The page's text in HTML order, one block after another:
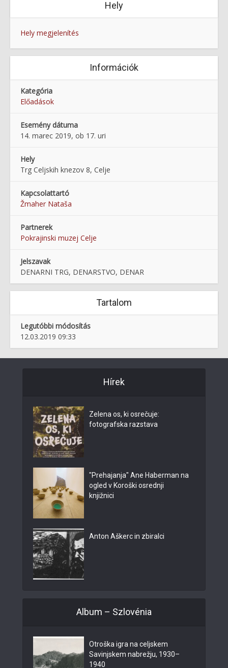
Hely
Hely megjelenítés
Információk
Kategória
Előadások
Esemény dátuma
14. marec 2019, ob 17. uri
Hely
Trg Celjskih knezov 8, Celje
Kapcsolattartó
Žmaher Nataša
Partnerek
Pokrajinski muzej Celje
Jelszavak
DENARNI TRG, DENARSTVO, DENAR
Tartalom
Legutóbbi módosítás
12.03.2019 09:33
Hírek
Zelena os, ki osrečuje:
fotografska razstava
"Prehajanja" Ane Haberman na
ogled v Koroški osrednji
knjižnici
Anton Aškerc in zbiralci
Album – Szlovénia
Otroška igra na celjskem
Savinjskem nabrežju, 1930–
1940